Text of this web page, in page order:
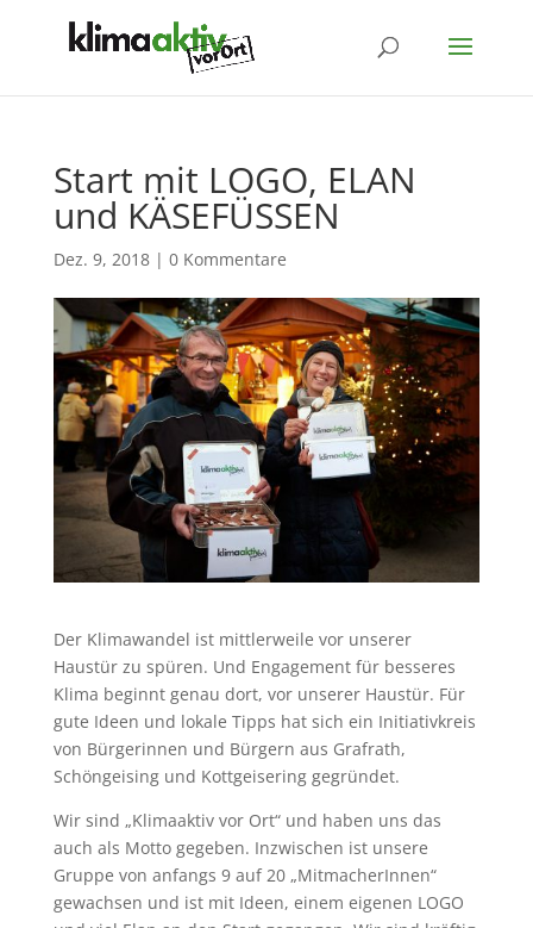
Start mit LOGO, ELAN
und KÄSEFÜSSEN
Dez. 9, 2018| 0 Kommentare
Der Klimawandel ist mittlerweile vor unserer
Haustür zu spüren. Und Engagement für besseres
Klima beginnt genau dort, vor unserer Haustür. Für
gute Ideen und lokale Tipps hat sich ein Initiativkreis
von Bürgerinnen und Bürgern aus Grafrath,
Schöngeising und Kottgeisering gegründet.
Wir sind „Klimaaktiv vor Ort“ und haben uns das
auch als Motto gegeben. Inzwischen ist unsere
Gruppe von anfangs 9 auf 20 „MitmacherInnen“
gewachsen und ist mit Ideen, einem eigenen LOGO